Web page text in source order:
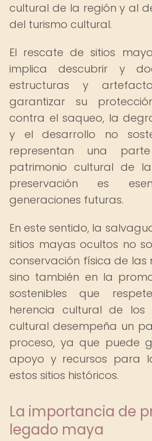
cultural de la región y al
del turismo cultural.
El rescate de sitios
implica descubrir y
estructuras y
garantizar su
contra el saqueo, la
y el desarrollo no
representan una
patrimonio cultural de
preservación es
generaciones futuras.
En este sentido, la
sitios mayas ocultos no
conservación física de las
sino también en la
sostenibles que
herencia cultural de los
cultural desempeña un
proceso, ya que puede
apoyo y recursos para
estos sitios históricos.
La importancia de
legado maya